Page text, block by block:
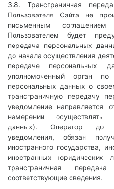
3.8. Трансграничная
Пользователя Сайта не
письменным
Пользователем будет
передача персональных
до начала осуществления
передаче персональных
уполномоченный орган
персональных данных о
трансграничную передачу
уведомление направляется
намерении осуществлять
данных). Оператор до
уведомления, обязан
иностранного государства,
иностранных юридических
трансграничная
соответствующие сведения.